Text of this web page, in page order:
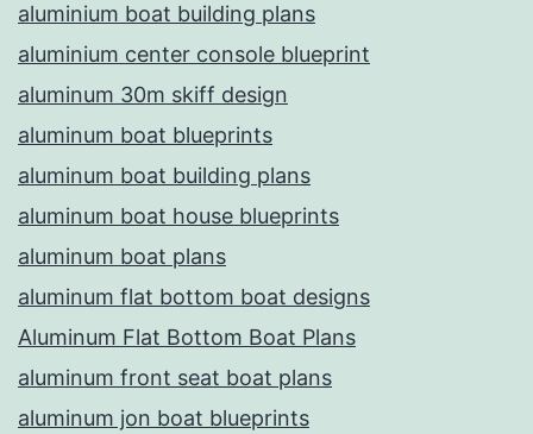
aluminium boat building plans
aluminium center console blueprint
aluminum 30m skiff design
aluminum boat blueprints
aluminum boat building plans
aluminum boat house blueprints
aluminum boat plans
aluminum flat bottom boat designs
Aluminum Flat Bottom Boat Plans
aluminum front seat boat plans
aluminum jon boat blueprints